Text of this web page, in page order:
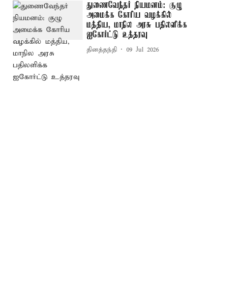
துணைவேந்தர் நியமனம்: குழு
அமைக்க கோரிய வழக்கில்
மத்திய, மாநில அரசு பதிலளிக்க
ஐகோர்ட்டு உத்தரவு
தினத்தந்தி 09 Jul 2026